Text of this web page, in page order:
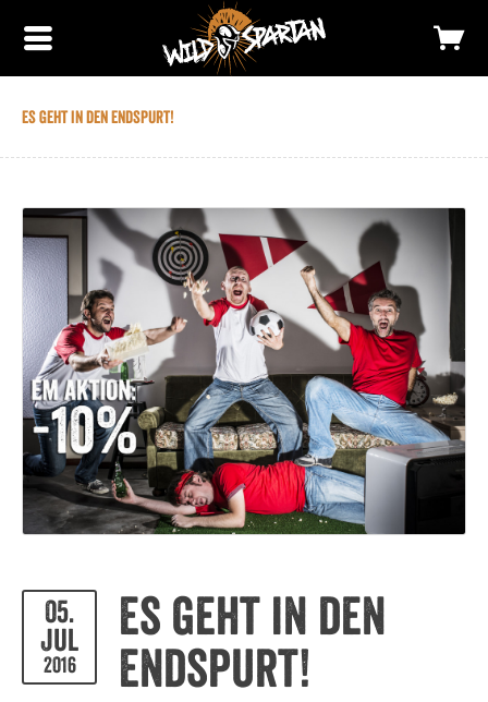
Es geht in den Endspurt!
05.
Jul
2016
Es geht in den
Endspurt!